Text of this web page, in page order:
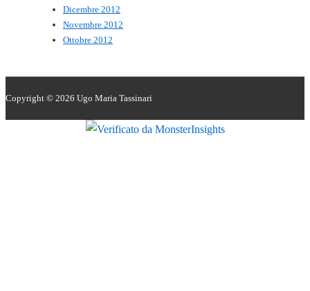
Dicembre 2012
Novembre 2012
Ottobre 2012
Copyright © 2026 Ugo Maria Tassinari